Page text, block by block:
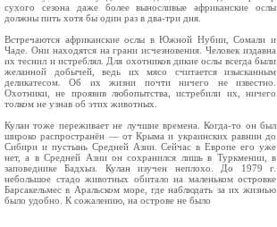
сухого сезона даже более выносливые африканские ослы
должны пить хотя бы один раз в два-три дня.
Встречаются африканские ослы в Южной Ну­бии, Сомали и
Чаде. Они находятся на грани исчезновения. Человек издавна
их теснил и ист­реблял. Для охотников дикие ослы всегда были
желанной добычей, ведь их мясо считается изы­сканным
деликатесом. Об их жизни почти ниче­го не известно.
Охотники, не проявив любопыт­ства, истребили их, ничего
толком не узнав об этих животных.
Кулан тоже переживает не лучшие времена. Когда-то он был
широко распространён — от Крыма и украинских равнин до
Сибири и пус­тынь Средней Азии. Сейчас в Европе его уже
нет, а в Средней Азии он сохранился лишь в Турк­мении, в
заповеднике Бадхыз. Кулан изучен неплохо. До 1979 г.
небольшое стадо животных обитало на маленьком островке
Барсакельмес в Аральском море, где наблюдать за их жизнью
было удобно. К сожалению, на острове не было